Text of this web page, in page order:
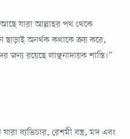
যারা আল্লাহর পথ থেকে
ছাড়াই অনর্থক কথাকে ক্রয় করে,
জন্য রয়েছে লাঞ্ছনাদায়ক শাস্তি।”
ব্যভিচার, রেশমী বস্ত্র, মদ এবং